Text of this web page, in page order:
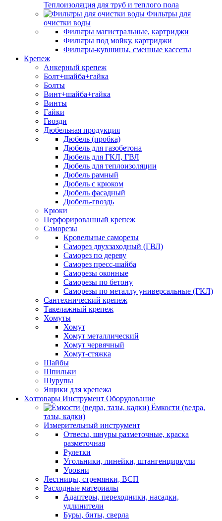
Теплоизоляция для труб и теплого пола
Фильтры для
очистки воды
Фильтры магистральные, картриджи
Фильтры под мойку, картриджи
Фильтры-кувшины, сменные кассеты
Крепеж
Анкерный крепеж
Болт+шайба+гайка
Болты
Винт+шайба+гайка
Винты
Гайки
Гвозди
Дюбельная продукция
Дюбель (пробка)
Дюбель для газобетона
Дюбель для ГКЛ, ГВЛ
Дюбель для теплоизоляции
Дюбель рамный
Дюбель с крюком
Дюбель фасадный
Дюбель-гвоздь
Крюки
Перфорированный крепеж
Саморезы
Кровельные саморезы
Саморез двухзаходный (ГВЛ)
Саморез по дереву
Саморез пресс-шайба
Саморезы оконные
Саморезы по бетону
Саморезы по металлу универсальные (ГКЛ)
Сантехнический крепеж
Такелажный крепеж
Хомуты
Хомут
Хомут металлический
Хомут червячный
Хомут-стяжка
Шайбы
Шпильки
Шурупы
Ящики для крепежа
Хозтовары Инструмент Оборудование
Ёмкости (ведра,
тазы, кадки)
Измерительный инструмент
Отвесы, шнуры разметочные, краска
разметочная
Рулетки
Угольники, линейки, штангенциркули
Уровни
Лестницы, стремянки, ВСП
Расходные материалы
Адаптеры, переходники, насадки,
удлинители
Буры, биты, сверла